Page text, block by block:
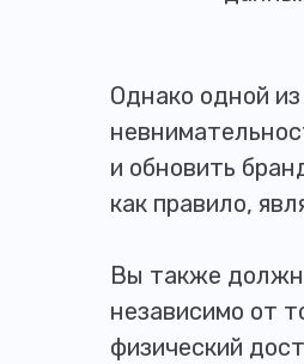
Однако одной
и обновить
как правило,
Вы также
независимо от
физический